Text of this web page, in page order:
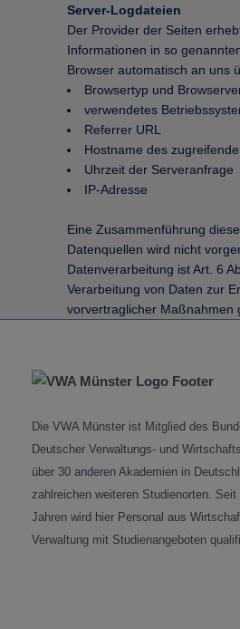
Server-Logdateien
Der Provider der Seiten
Informationen in so
Browser automatisch an uns
Browsertyp und
verwendetes
Referrer URL
Hostname des
Uhrzeit der Serveranfrage
IP-Adresse
Eine Zusammenführung
Datenquellen wird nicht
Datenverarbeitung ist Art. 6
Verarbeitung von Daten zur
vorvertraglicher Maßnahmen
Die VWA Münster ist Mitglied des
Deutscher Verwaltungs- und
über 30 anderen Akademien in
zahlreichen weiteren Studienorten. Seit
Jahren wird hier Personal aus
Verwaltung mit Studienangeboten